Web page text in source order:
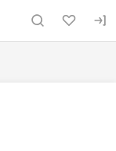
meatinfo.ru